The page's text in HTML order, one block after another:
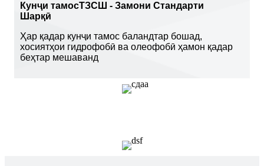
Кунҷи тамосTЗСШ - Замони Стандарти
Шарқӣ
Ҳар қадар кунҷи тамос баландтар бошад,
хосиятҳои гидрофобӣ ва олеофобӣ ҳамон қадар
беҳтар мешаванд